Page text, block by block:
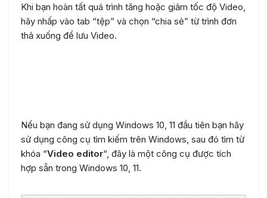
Khi bạn hoàn tất quá trình tăng hoặc giảm tốc độ Video,
hãy nhấp vào tab “tệp” và chọn “chia sẻ” từ trình đơn
thả xuống để lưu Video.
Nếu bạn đang sử dụng Windows 10, 11 đầu tiên bạn hãy
sử dụng công cụ tìm kiếm trên Windows, sau đó tìm từ
khóa “Video editor“, đây là một công cụ được tích
hợp sẵn trong Windows 10, 11.